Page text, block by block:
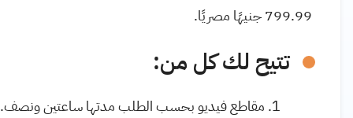
799.99جنيهًا مصريًا.
تتيح لك كل من:
مقاطع فيديو بحسب الطلب مدتها ساعتين ونصف.